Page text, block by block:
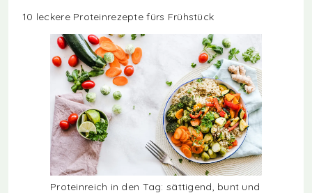
10 leckere Proteinrezepte fürs Frühstück
Proteinreich in den Tag: sättigend, bunt und